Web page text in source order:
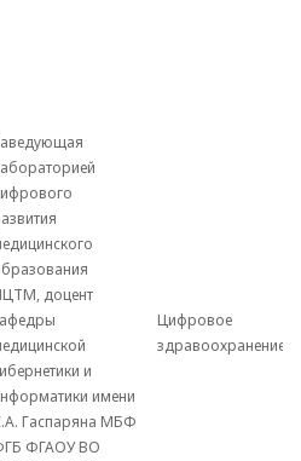
доцент
и
имени
Гаспаряна МБФ
ФГАОУ ВО
Цифровое
здравоохранение